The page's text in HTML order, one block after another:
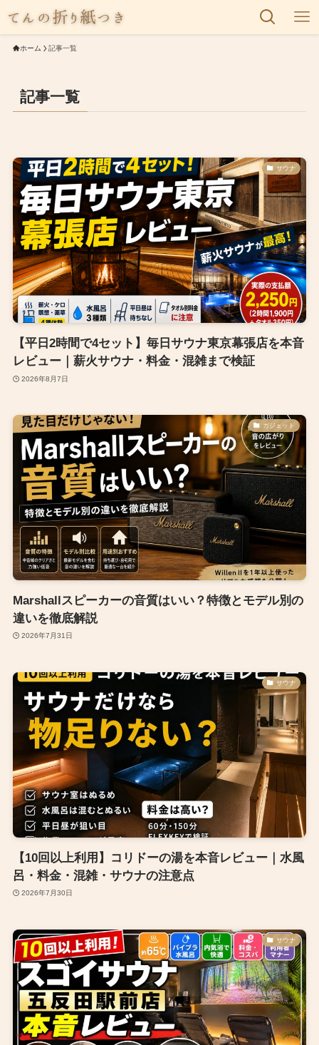
ホーム 記事一覧
記事一覧
サウナ
【平日2時間で4セット】毎日サウナ東京幕張店を本音
レビュー｜薪火サウナ・料金・混雑まで検証
2026年8月7日
ガジェット
Marshallスピーカーの音質はいい？特徴とモデル別の
違いを徹底解説
2026年7月31日
サウナ
【10回以上利用】コリドーの湯を本音レビュー｜水風
呂・料金・混雑・サウナの注意点
2026年7月30日
サウナ